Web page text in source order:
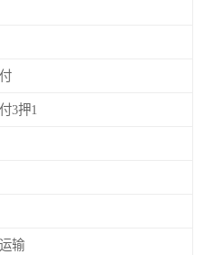
3押1
输